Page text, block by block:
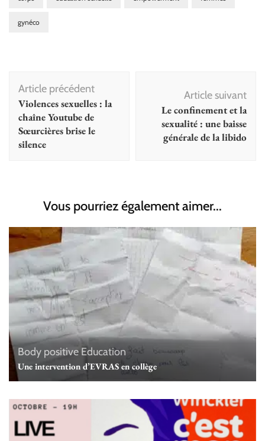
gynéco
Navigation
d'article
Article précédent
Violences sexuelles : la
chaîne Youtube de
Sœurcières brise le
silence
Article suivant
Le confinement et la
sexualité : une baisse
générale de la libido
Vous pourriez également aimer...
Body positive Education
Une intervention d’EVRAS en collège